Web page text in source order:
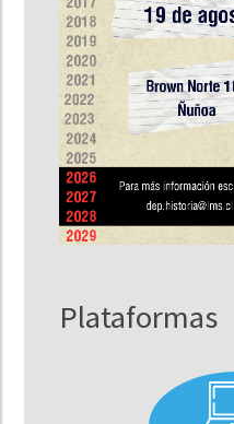
Plataformas